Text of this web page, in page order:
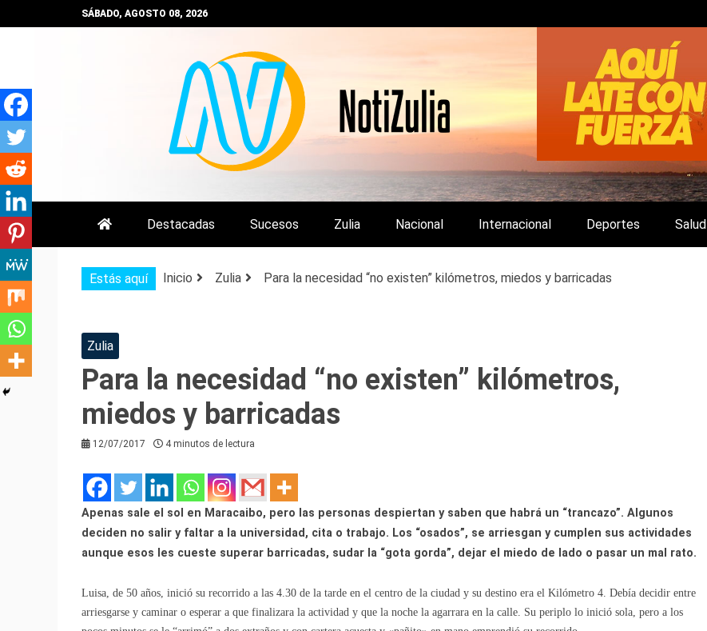
al
SÁBADO, AGOSTO 08, 2026
NOTIZULIA
NOTICIAS DEL ZULIA, VENEZUELA Y DE INTERÉS GENERAL.
Destacadas Sucesos Zulia Nacional Internacional Deportes Salud
Estás aquí Inicio Zulia Para la necesidad “no existen” kilómetros, miedos y barricadas
Zulia
Para la necesidad “no existen” kilómetros,
miedos y barricadas
12/07/2017 4 minutos de lectura
Apenas sale el sol en Maracaibo, pero las personas despiertan y saben que habrá un “trancazo”. Algunos
deciden no salir y faltar a la universidad, cita o trabajo. Los “osados”, se arriesgan y cumplen sus actividades
aunque esos les cueste superar barricadas, sudar la “gota gorda”, dejar el miedo de lado o pasar un mal rato.
Luisa, de 50 años, inició su recorrido a las 4.30 de la tarde en el centro de la ciudad y su destino era el Kilómetro 4. Debía decidir entre
arriesgarse y caminar o esperar a que finalizara la actividad y que la noche la agarrara en la calle. Su periplo lo inició sola, pero a los